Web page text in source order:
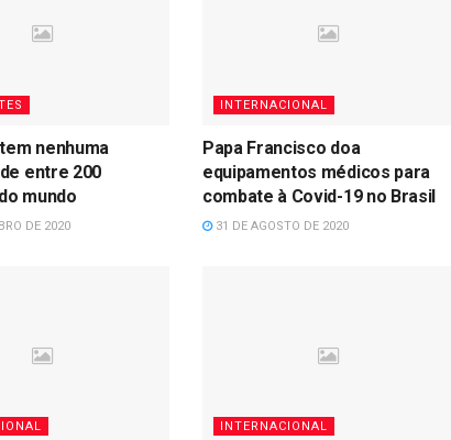
nenhuma
entre 200
mundo
DE 2020
INTERNACIONAL
Papa Francisco doa
equipamentos médicos para
combate à Covid-19 no Brasil
31 DE AGOSTO DE 2020
INTERNACIONAL